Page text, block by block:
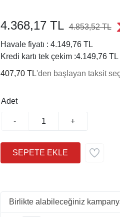
4.368,17 TL 4.853,52 TL
Havale fiyatı : 4.149,76 TL
Kredi kartı tek çekim :4.149,76 TL
407,70 TL'den başlayan taksit
Adet
- +
Birlikte alabileceğiniz